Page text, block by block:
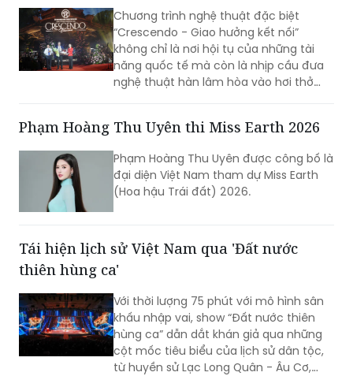
Chương trình nghệ thuật đặc biệt
“Crescendo - Giao hưởng kết nối”
không chỉ là nơi hội tụ của những tài
năng quốc tế mà còn là nhịp cầu đưa
nghệ thuật hàn lâm hòa vào hơi thở
xóa nhòa khoảng cách giữa âm nhạc
hóa trong lòng người dân địa phương
cùng du khách thập phương.
Phạm Hoàng Thu Uyên thi Miss Earth 2026
Phạm Hoàng Thu Uyên được công bố là
đại diện Việt Nam tham dự Miss Earth
(Hoa hậu Trái đất) 2026.
Tái hiện lịch sử Việt Nam qua 'Đất nước
thiên hùng ca'
Với thời lượng 75 phút với mô hình sân
khấu nhập vai, show “Đất nước thiên
hùng ca” dẫn dắt khán giả qua những
cột mốc tiêu biểu của lịch sử dân tộc,
từ huyền sử Lạc Long Quân - Âu Cơ,